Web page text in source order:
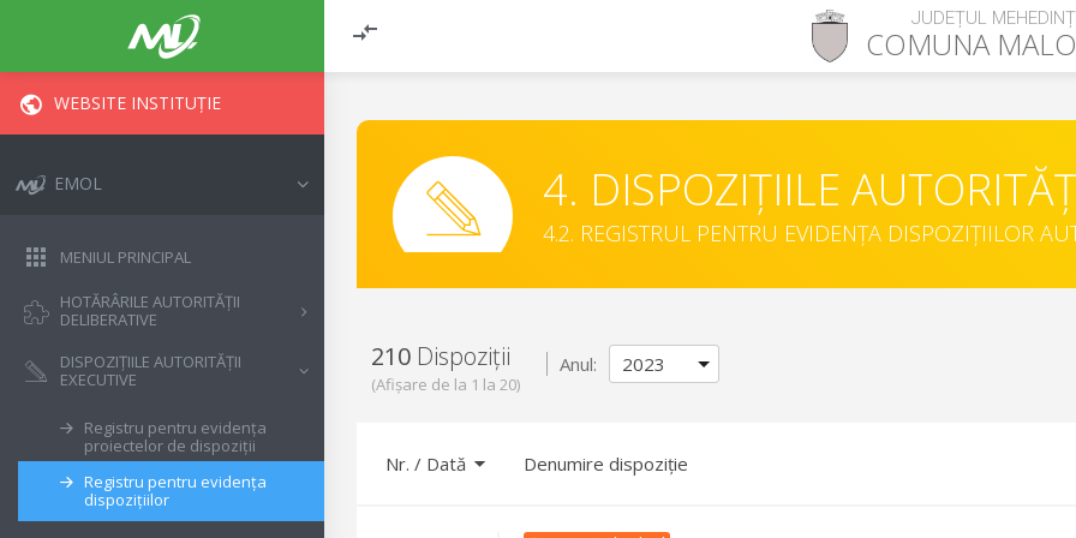
JUDEȚUL
COMUNA
WEBSITE INSTITUȚIE
EMOL
MENIUL PRINCIPAL
HOTĂRÂRILE AUTORITĂȚII
DELIBERATIVE
DISPOZIȚIILE AUTORITĂȚII
EXECUTIVE
Registru pentru evidența
proiectelor de dispoziții
Registru pentru evidența
dispozițiilor
4. DISPOZIȚIILE
4.2. REGISTRUL PENTRU EVIDENȚA DISPOZIȚIILOR
210 Dispoziții
(Afișare de la 1 la 20)
Anul:
Nr. / Dată Denumire dispoziție